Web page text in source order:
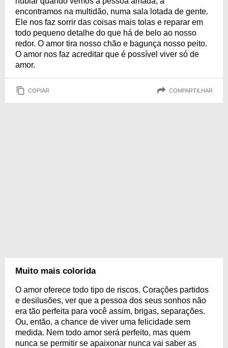
encontramos na multidão, numa sala lotada de gente.
Ele nos faz sorrir das coisas mais tolas e reparar em
todo pequeno detalhe do que há de belo ao nosso
redor. O amor tira nosso chão e bagunça nosso peito.
O amor nos faz acreditar que é possível viver só de
amor.
COPIAR COMPARTILHAR
Muito mais colorida
O amor oferece todo tipo de riscos. Corações partidos
e desilusões, ver que a pessoa dos seus sonhos não
era tão perfeita para você assim, brigas, separações.
Ou, então, a chance de viver uma felicidade sem
medida. Nem todo amor será perfeito, mas quem
nunca se permitir se apaixonar nunca vai saber as